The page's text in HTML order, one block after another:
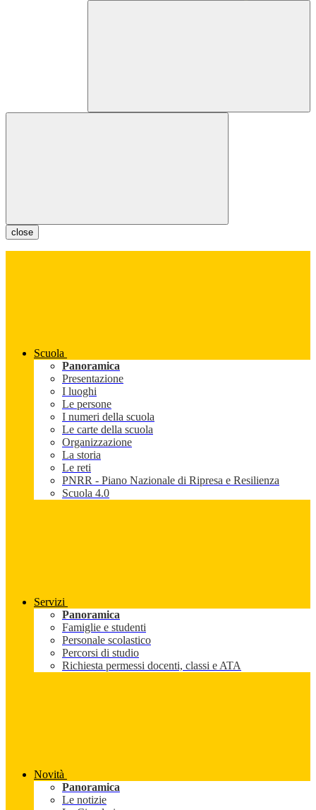
close
Scuola
Panoramica
Presentazione
I luoghi
Le persone
I numeri della scuola
Le carte della scuola
Organizzazione
La storia
Le reti
PNRR - Piano Nazionale di Ripresa e Resilienza
Scuola 4.0
Servizi
Panoramica
Famiglie e studenti
Personale scolastico
Percorsi di studio
Richiesta permessi docenti, classi e ATA
Novità
Panoramica
Le notizie